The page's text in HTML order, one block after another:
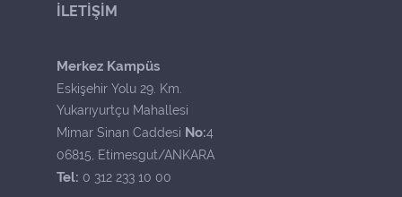
İLETİŞİM
Merkez Kampüs
Eskişehir Yolu 29. Km.
Yukarıyurtçu Mahallesi
Mimar Sinan Caddesi No:4
06815, Etimesgut/ANKARA
Tel: 0 312 233 10 00